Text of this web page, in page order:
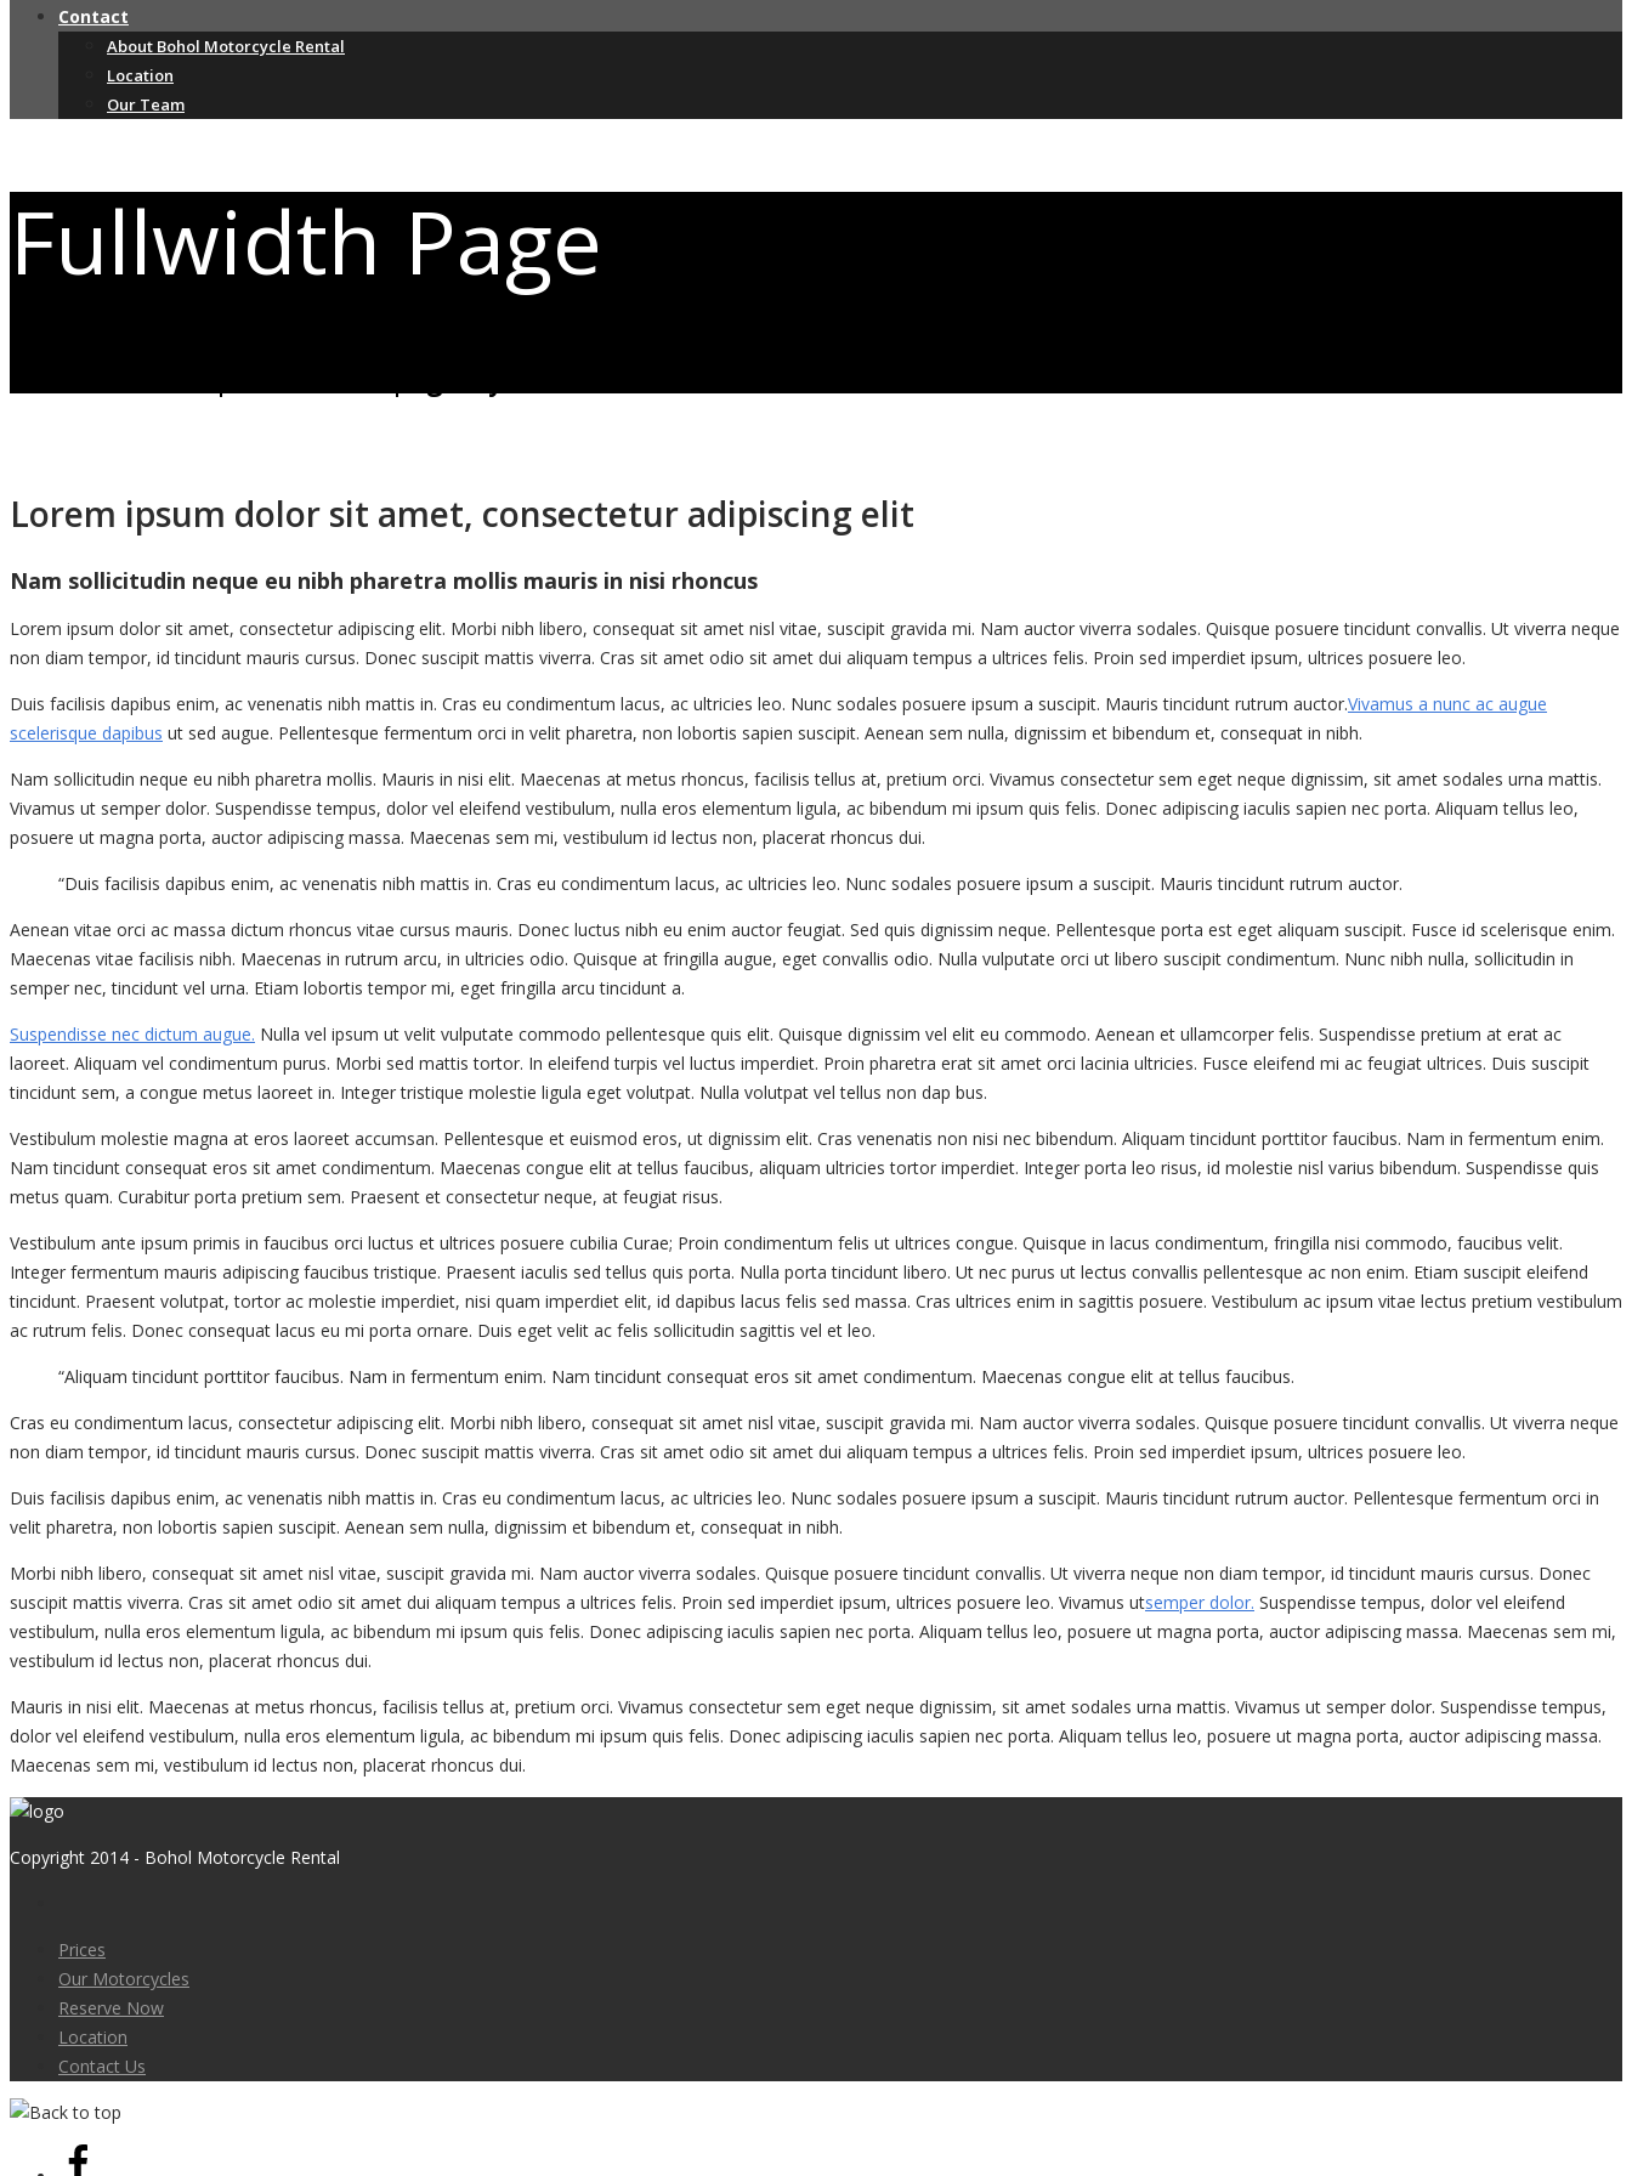
Contact
About Bohol Motorcycle Rental
Location
Our Team
Fullwidth Page
Lorem ipsum dolor sit amet, consectetur adipiscing elit
Nam sollicitudin neque eu nibh pharetra mollis mauris in nisi rhoncus
Lorem ipsum dolor sit amet, consectetur adipiscing elit. Morbi nibh libero, consequat sit amet nisl vitae, suscipit gravida mi. Nam auctor viverra sodales. Quisque posuere tincidunt convallis. Ut viverra neque
non diam tempor, id tincidunt mauris cursus. Donec suscipit mattis viverra. Cras sit amet odio sit amet dui aliquam tempus a ultrices felis. Proin sed imperdiet ipsum, ultrices posuere leo.
Duis facilisis dapibus enim, ac venenatis nibh mattis in. Cras eu condimentum lacus, ac ultricies leo. Nunc sodales posuere ipsum a suscipit. Mauris tincidunt rutrum auctor.Vivamus a nunc ac augue
scelerisque dapibus ut sed augue. Pellentesque fermentum orci in velit pharetra, non lobortis sapien suscipit. Aenean sem nulla, dignissim et bibendum et, consequat in nibh.
Nam sollicitudin neque eu nibh pharetra mollis. Mauris in nisi elit. Maecenas at metus rhoncus, facilisis tellus at, pretium orci. Vivamus consectetur sem eget neque dignissim, sit amet sodales urna mattis.
Vivamus ut semper dolor. Suspendisse tempus, dolor vel eleifend vestibulum, nulla eros elementum ligula, ac bibendum mi ipsum quis felis. Donec adipiscing iaculis sapien nec porta. Aliquam tellus leo,
posuere ut magna porta, auctor adipiscing massa. Maecenas sem mi, vestibulum id lectus non, placerat rhoncus dui.
“Duis facilisis dapibus enim, ac venenatis nibh mattis in. Cras eu condimentum lacus, ac ultricies leo. Nunc sodales posuere ipsum a suscipit. Mauris tincidunt rutrum auctor.
Aenean vitae orci ac massa dictum rhoncus vitae cursus mauris. Donec luctus nibh eu enim auctor feugiat. Sed quis dignissim neque. Pellentesque porta est eget aliquam suscipit. Fusce id scelerisque enim.
Maecenas vitae facilisis nibh. Maecenas in rutrum arcu, in ultricies odio. Quisque at fringilla augue, eget convallis odio. Nulla vulputate orci ut libero suscipit condimentum. Nunc nibh nulla, sollicitudin in
semper nec, tincidunt vel urna. Etiam lobortis tempor mi, eget fringilla arcu tincidunt a.
Suspendisse nec dictum augue. Nulla vel ipsum ut velit vulputate commodo pellentesque quis elit. Quisque dignissim vel elit eu commodo. Aenean et ullamcorper felis. Suspendisse pretium at erat ac
laoreet. Aliquam vel condimentum purus. Morbi sed mattis tortor. In eleifend turpis vel luctus imperdiet. Proin pharetra erat sit amet orci lacinia ultricies. Fusce eleifend mi ac feugiat ultrices. Duis suscipit
tincidunt sem, a congue metus laoreet in. Integer tristique molestie ligula eget volutpat. Nulla volutpat vel tellus non dap bus.
Vestibulum molestie magna at eros laoreet accumsan. Pellentesque et euismod eros, ut dignissim elit. Cras venenatis non nisi nec bibendum. Aliquam tincidunt porttitor faucibus. Nam in fermentum enim.
Nam tincidunt consequat eros sit amet condimentum. Maecenas congue elit at tellus faucibus, aliquam ultricies tortor imperdiet. Integer porta leo risus, id molestie nisl varius bibendum. Suspendisse quis
metus quam. Curabitur porta pretium sem. Praesent et consectetur neque, at feugiat risus.
Vestibulum ante ipsum primis in faucibus orci luctus et ultrices posuere cubilia Curae; Proin condimentum felis ut ultrices congue. Quisque in lacus condimentum, fringilla nisi commodo, faucibus velit.
Integer fermentum mauris adipiscing faucibus tristique. Praesent iaculis sed tellus quis porta. Nulla porta tincidunt libero. Ut nec purus ut lectus convallis pellentesque ac non enim. Etiam suscipit eleifend
tincidunt. Praesent volutpat, tortor ac molestie imperdiet, nisi quam imperdiet elit, id dapibus lacus felis sed massa. Cras ultrices enim in sagittis posuere. Vestibulum ac ipsum vitae lectus pretium vestibulum
ac rutrum felis. Donec consequat lacus eu mi porta ornare. Duis eget velit ac felis sollicitudin sagittis vel et leo.
“Aliquam tincidunt porttitor faucibus. Nam in fermentum enim. Nam tincidunt consequat eros sit amet condimentum. Maecenas congue elit at tellus faucibus.
Cras eu condimentum lacus, consectetur adipiscing elit. Morbi nibh libero, consequat sit amet nisl vitae, suscipit gravida mi. Nam auctor viverra sodales. Quisque posuere tincidunt convallis. Ut viverra neque
non diam tempor, id tincidunt mauris cursus. Donec suscipit mattis viverra. Cras sit amet odio sit amet dui aliquam tempus a ultrices felis. Proin sed imperdiet ipsum, ultrices posuere leo.
Duis facilisis dapibus enim, ac venenatis nibh mattis in. Cras eu condimentum lacus, ac ultricies leo. Nunc sodales posuere ipsum a suscipit. Mauris tincidunt rutrum auctor. Pellentesque fermentum orci in
velit pharetra, non lobortis sapien suscipit. Aenean sem nulla, dignissim et bibendum et, consequat in nibh.
Morbi nibh libero, consequat sit amet nisl vitae, suscipit gravida mi. Nam auctor viverra sodales. Quisque posuere tincidunt convallis. Ut viverra neque non diam tempor, id tincidunt mauris cursus. Donec
suscipit mattis viverra. Cras sit amet odio sit amet dui aliquam tempus a ultrices felis. Proin sed imperdiet ipsum, ultrices posuere leo. Vivamus utsemper dolor. Suspendisse tempus, dolor vel eleifend
vestibulum, nulla eros elementum ligula, ac bibendum mi ipsum quis felis. Donec adipiscing iaculis sapien nec porta. Aliquam tellus leo, posuere ut magna porta, auctor adipiscing massa. Maecenas sem mi,
vestibulum id lectus non, placerat rhoncus dui.
Mauris in nisi elit. Maecenas at metus rhoncus, facilisis tellus at, pretium orci. Vivamus consectetur sem eget neque dignissim, sit amet sodales urna mattis. Vivamus ut semper dolor. Suspendisse tempus,
dolor vel eleifend vestibulum, nulla eros elementum ligula, ac bibendum mi ipsum quis felis. Donec adipiscing iaculis sapien nec porta. Aliquam tellus leo, posuere ut magna porta, auctor adipiscing massa.
Maecenas sem mi, vestibulum id lectus non, placerat rhoncus dui.
Copyright 2014 - Bohol Motorcycle Rental
Prices
Our Motorcycles
Reserve Now
Location
Contact Us